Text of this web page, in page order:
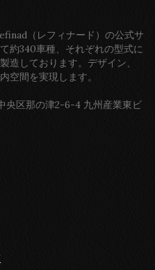
（レフィナード）の公式サ
約340車種、それぞれの型式に
造しております。デザイン、
空間を実現します。
央区那の津2-6-4 九州産業東ビ